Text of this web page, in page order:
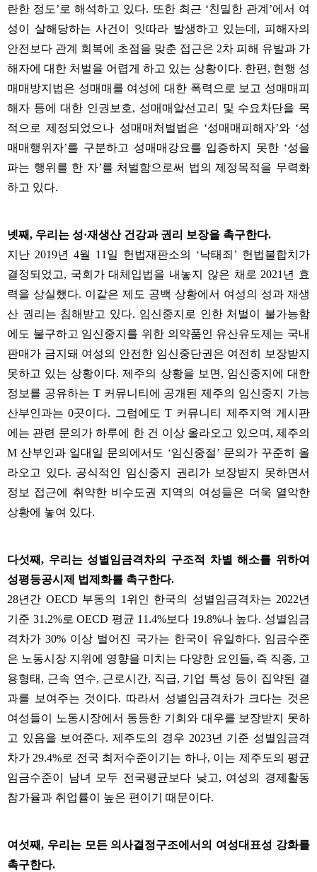
란한 정도’로 해석하고 있다. 또한 최근 ‘친밀한 관계 ’에서 여
성이 살해당하는 사건이 잇따라 발생하고 있는데 , 피해자의
안전보다 관계 회복에 초점을 맞춘 접근은 2차 피해 유발과 가
해자에 대한 처벌을 어렵게 하고 있는 상황이다. 한편 , 현행 성
매매방지법은 성매매를 여성에 대한 폭력으로 보고 성매매피
해자 등에 대한 인권보호, 성매매알선고리 및 수요차단을 목
적으로 제정되었으나 성매매처벌법은 ‘성매매피해자’와 ‘성
매매행위자’를 구분하고 성매매강요를 입증하지 못한 ‘성을
파는 행위를 한 자’를 처벌함으로써 법의 제정목적을 무력화
하고 있다.
넷째, 우리는 성·재생산 건강과 권리 보장을 촉구한다.
지난 2019년 4월 11 일 헌법재판소의 ‘낙태죄 ’ 헌법불합치가
결정되었고, 국회가 대체입법을 내놓지 않은 채로 2021 년 효
력을 상실했다. 이같은 제도 공백 상황에서 여성의 성과 재생
산 권리는 침해받고 있다. 임신중지로 인한 처벌이 불가능함
에도 불구하고 임신중지를 위한 의약품인 유산유도제는 국내
판매가 금지돼 여성의 안전한 임신중단권은 여전히 보장받지
못하고 있는 상황이다.제주의 상황을 보면 , 임신중지에 대한
정보를 공유하는 T 커뮤니티에 공개된 제주의 임신중지 가능
산부인과는0곳이다. 그럼에도T 커뮤니티 제주지역 게시판
에는 관련 문의가 하루에 한 건 이상 올라오고 있으며 ,제주의
M산부인과 일대일 문의에서도 ‘임신중절’ 문의가 꾸준히 올
라오고 있다. 공식적인 임신중지 권리가 보장받지 못하면서
정보 접근에 취약한 비수도권 지역의 여성들은 더욱 열악한
상황에 놓여 있다.
다섯째, 우리는 성별임금격차의 구조적 차별 해소를 위하여
성평등공시제 법제화를 촉구한다.
28년간 OECD 부동의 1 위인 한국의 성별임금격차는 2022년
기준 31.2%로OECD 평균 11.4%보다 19.8%나 높다. 성별임금
격차가30% 이상 벌어진 국가는 한국이 유일하다. 임금수준
은 노동시장 지위에 영향을 미치는 다양한 요인들, 즉 직종, 고
용형태 , 근속 연수, 근로시간, 직급, 기업 특성 등이 집약된 결
과를 보여주는 것이다. 따라서 성별임금격차가 크다는 것은
여성들이 노동시장에서 동등한 기회와 대우를 보장받지 못하
고 있음을 보여준다.제주도의 경우 2023년 기준 성별임금격
차가 29.4%로 전국 최저수준이기는 하나, 이는 제주도의 평균
임금수준이 남녀 모두 전국평균보다 낮고, 여성의 경제활동
참가율과 취업률이 높은 편이기 때문이다.
여섯째, 우리는 모든 의사결정구조에서의 여성대표성 강화를
촉구한다.